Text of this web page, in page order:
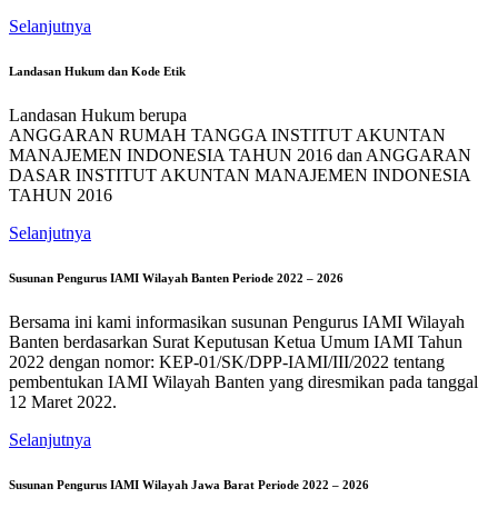
Selanjutnya
Landasan Hukum dan Kode Etik
Landasan Hukum berupa
ANGGARAN RUMAH TANGGA INSTITUT AKUNTAN
MANAJEMEN INDONESIA TAHUN 2016 dan ANGGARAN
DASAR INSTITUT AKUNTAN MANAJEMEN INDONESIA
TAHUN 2016
Selanjutnya
Susunan Pengurus IAMI Wilayah Banten Periode 2022 – 2026
Bersama ini kami informasikan susunan Pengurus IAMI Wilayah
Banten berdasarkan Surat Keputusan Ketua Umum IAMI Tahun
2022 dengan nomor: KEP-01/SK/DPP-IAMI/III/2022 tentang
pembentukan IAMI Wilayah Banten yang diresmikan pada tanggal
12 Maret 2022.
Selanjutnya
Susunan Pengurus IAMI Wilayah Jawa Barat Periode 2022 – 2026